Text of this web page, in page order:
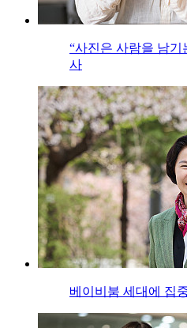
“사진은 사람을 남기
사
베이비붐 세대에 집